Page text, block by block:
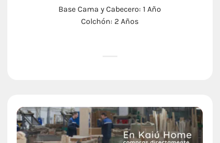
Base Cama y Cabecero: 1 Año
Colchón: 2 Años